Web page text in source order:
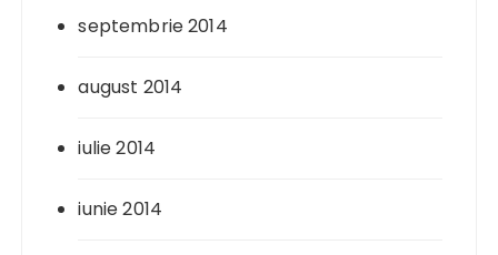
septembrie 2014
august 2014
iulie 2014
iunie 2014